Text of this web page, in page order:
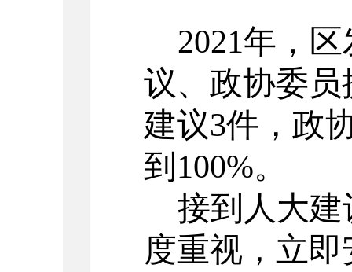
2021年，
议、政协委员
建议3件，政
到 100%。
接到人大
度重视，立